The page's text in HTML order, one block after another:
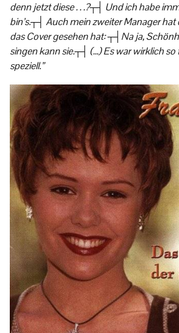
denn jetzt diese . . .?┬┤ Und ich habe
bin’s.┬┤ Auch mein zweiter Manager hat
das Cover gesehen hat: ┬┤Na ja,
singen kann sie.┬┤ (…) Es war wirklich so
speziell.”